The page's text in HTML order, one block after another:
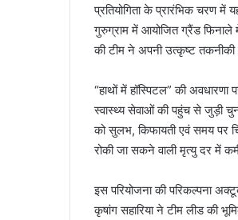
प्रतियोगिता के प्रारंभिक चरण
गुरुग्राम में आयोजित ग्रैंड फिनाले में
की टीम ने अपनी उत्कृष्ट तकनीकी
“हाथों में हॉस्पिटल” की अवधारणा
स्वास्थ्य सेवाओं की पहुंच से जुड़ी
को सुलभ, किफायती एवं समय पर
रोकी जा सकने वाली मृत्यु दर में
इस परियोजना की परिकल्पना
कृषांग सहारिया ने टीम लीड की